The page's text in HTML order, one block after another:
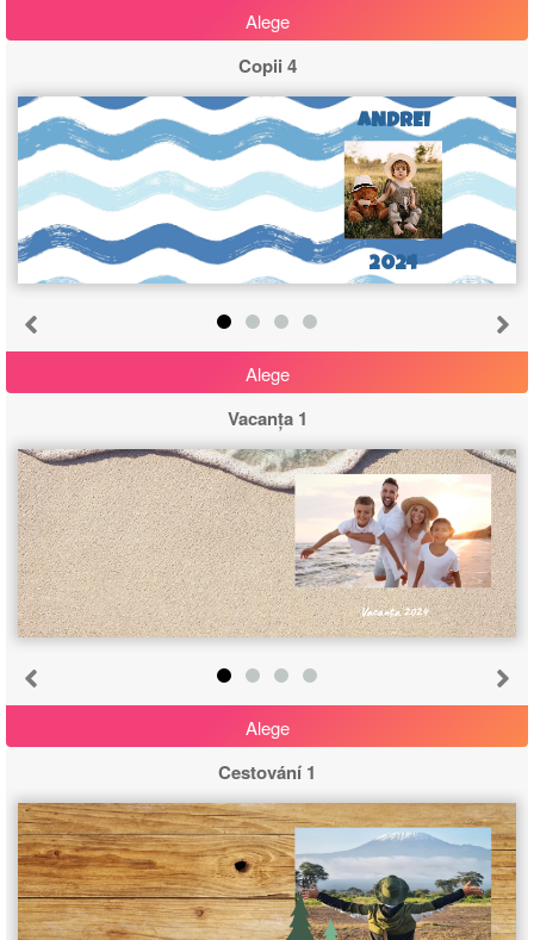
Alege
Copii 4
ANDREI
2024
Alege
Vacanța 1
Vacanța 2024
Alege
Cestování 1